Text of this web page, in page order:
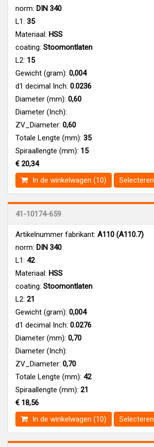
norm: DIN 340
L1: 35
Materiaal: HSS
coating: Stoomontlaten
L2: 15
Gewicht (gram): 0,004
d1 decimal Inch: 0.0236
Diameter (mm): 0,60
Diameter (Inch):
ZV_Diameter: 0,60
Totale Lengte (mm): 35
Spiraallengte (mm): 15
€ 20,34
In de winkelwagen (10)
Selecteren
41-10174-659
Artikelnummer fabrikant: A110 (A110.7)
norm: DIN 340
L1: 42
Materiaal: HSS
coating: Stoomontlaten
L2: 21
Gewicht (gram): 0,004
d1 decimal Inch: 0.0276
Diameter (mm): 0,70
Diameter (Inch):
ZV_Diameter: 0,70
Totale Lengte (mm): 42
Spiraallengte (mm): 21
€ 18,56
In de winkelwagen (10)
Selecteren